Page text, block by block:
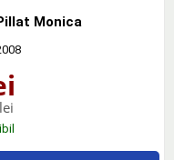
Monica